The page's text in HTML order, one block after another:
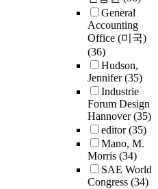
General
Accounting
Office (미국)
(36)
Hudson,
Jennifer(35)
Industrie
Forum Design
Hannover(35)
editor(35)
Mano, M.
Morris (34)
SAE World
Congress (34)